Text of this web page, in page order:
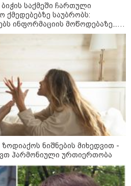
რომელიც 29 წელი
რადგან ომის
არ სჯეროდა...
საქმეში ჩართული
ქმედებებზე საუბრობს:
ინფორმაციის მოწოდებაზე...
ჩაფარცხვის ოპერაცია"
ნიშნების მიხედვით -
ჰარმონიული ურთიერთობა